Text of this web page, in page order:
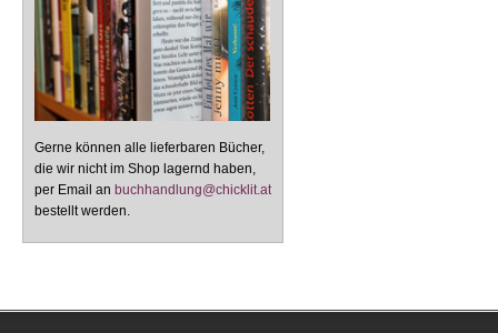
Gerne können alle lieferbaren Bücher,
die wir nicht im Shop lagernd haben,
per Email an buchhandlung@chicklit.at
bestellt werden.